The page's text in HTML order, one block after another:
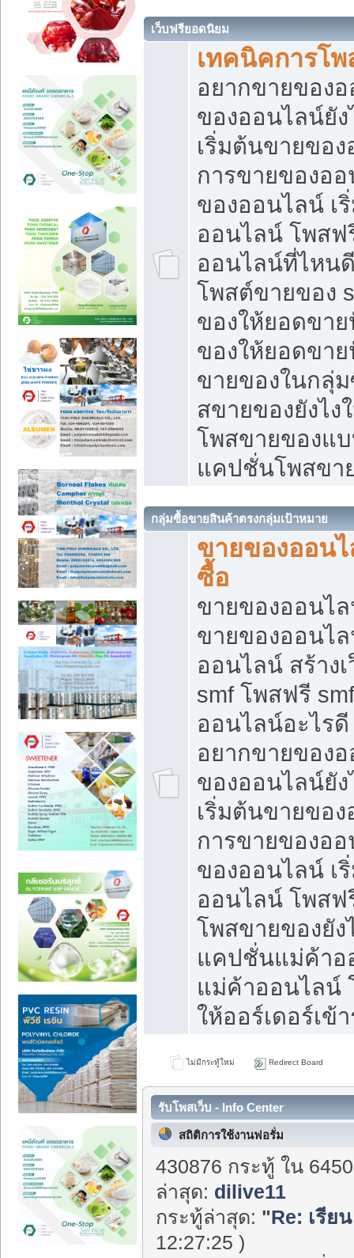
เว็บฟรียอดนิยม
เทคนิคการโ
อยากขายของ
ของออนไลน์ยั
เริ่มต้นขายของ
การขายของอ
ของออนไลน์ เ
ออนไลน์ โพสฟ
ออนไลน์ที่ไหน
โพสต์ขายของ
ของให้ยอดขา
ของให้ยอดขา
ขายของในกลุ่
สขายของยังไ
โพสขายของแ
แคปชั่นโพสขา
กลุ่มซื้อขายสินค้าตรงกลุ่มเป้าหมาย
ขายของออน
ซื้อ
ขายของออนไล
ขายของออนไ
ออนไลน์ สร้าง
smf โพสฟรี
ออนไลน์อะไร
อยากขายของ
ของออนไลน์ยั
เริ่มต้นขายของ
การขายของอ
ของออนไลน์ เ
ออนไลน์ โพส
โพสขายของยัง
แคปชั่นแม่ค้า
แม่ค้าออนไลน์
ให้ออร์เดอร์เข้
ไม่มีกระทู้ใหม่ Redirect Board
รับโพสเว็บ - Info Center
สถิติการใช้งานฟอรั่ม
430876 กระทู้ ใน
ล่าสุด: dilive11
กระทู้ล่าสุด: "Re: เรีย
12:27:25 )